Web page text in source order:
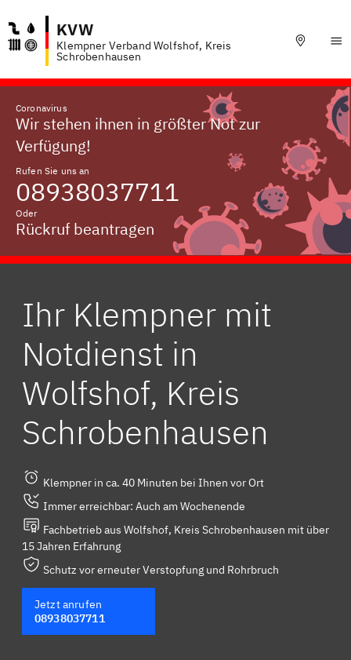
KVW
Klempner Verband Wolfshof, Kreis
Schrobenhausen
Coronavirus
Wir stehen ihnen in größter Not zur
Verfügung!
Rufen Sie uns an
08938037711
Oder
Rückruf beantragen
Ihr Klempner mit
Notdienst in
Wolfshof, Kreis
Schrobenhausen
Klempner in ca. 40 Minuten bei Ihnen vor Ort
Immer erreichbar: Auch am Wochenende
Fachbetrieb aus Wolfshof, Kreis Schrobenhausen mit über
15 Jahren Erfahrung
Schutz vor erneuter Verstopfung und Rohrbruch
Jetzt anrufen
08938037711